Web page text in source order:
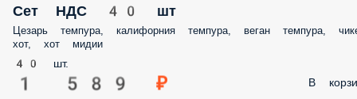
Сет НДС 40 шт
Цезарь темпура, калифорния темпура, веган темпура, чикен хот, хот
мидии
40 шт.
1 589 ₽ В